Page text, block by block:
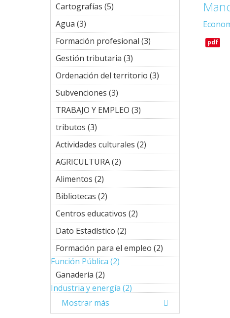
Cartografías (5)
Cartografías
Agua (3)
Formación profesional (3)
Formación
filter
Gestión tributaria (3)
Gestión
tributaria
Ordenación del territorio (3)
Ordenación
filter
Subvenciones (3)
Subvenciones
filter
TRABAJO Y EMPLEO (3)
TRABAJO
filter
tributos (3)
Actividades culturales (2)
Actividades
AGRICULTURA (2)
AGRICULTURA
Alimentos (2)
filter
Bibliotecas (2)
filter
Centros educativos (2)
Centros
filter
Dato Estadístico (2)
Estadístico
filter
Formación para el empleo (2)
Formación
para el
empleo
filter
Función Pública (2)
Ganadería (2)
filter
Industria y energía (2)
filter
Mostrar más
pdf